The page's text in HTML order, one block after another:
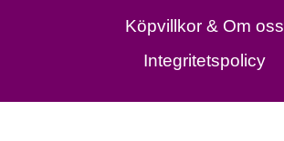
Köpvillkor & Om oss
Integritetspolicy